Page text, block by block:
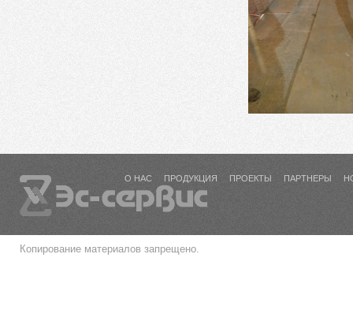
О НАС ПРОДУКЦИЯ ПРОЕКТЫ ПАРТНЕРЫ
Копирование материалов запрещено.